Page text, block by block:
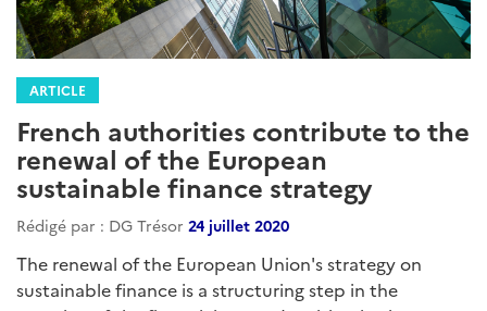
ARTICLE
French authorities contribute to the
renewal of the European
sustainable finance strategy
Rédigé par : DG Trésor 24 juillet 2020
The renewal of the European Union's strategy on
sustainable finance is a structuring step in the